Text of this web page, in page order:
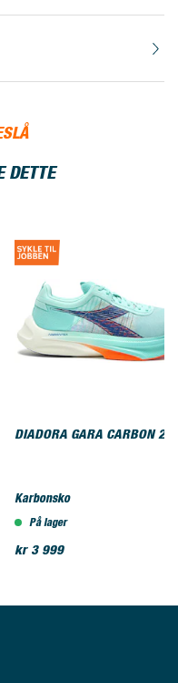
DETTE
DIADORA GARA CARBON 2
Karbonsko
På lager
kr 3 999